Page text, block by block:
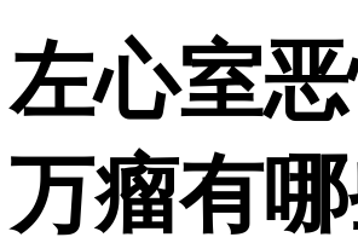
左心室
万瘤有